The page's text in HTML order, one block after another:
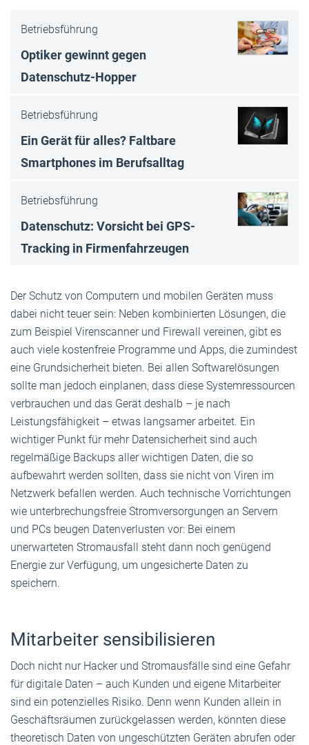
Betriebsführung
Optiker gewinnt gegen
Datenschutz-Hop­per
Betriebsführung
Ein Gerät für alles? Faltbare
Smartphones im Berufsalltag
Betriebsführung
Datenschutz: Vorsicht bei GPS-
Tracking in Firmenfahrzeugen
Der Schutz von Computern und mobilen Geräten muss
dabei nicht teuer sein: Neben kombinierten Lösungen, die
zum Beispiel Virenscanner und Firewall vereinen, gibt es
auch viele kostenfreie Programme und Apps, die zumindest
eine Grundsicherheit bieten. Bei allen Softwarelösungen
sollte man jedoch einplanen, dass diese Systemressourcen
verbrauchen und das Gerät deshalb – je nach
Leistungsfähigkeit – etwas langsamer arbeitet. Ein
wichtiger Punkt für mehr Datensicherheit sind auch
regelmäßige Backups aller wichtigen Daten, die so
aufbewahrt werden sollten, dass sie nicht von Viren im
Netzwerk befallen werden. Auch technische Vorrichtungen
wie unterbrechungsfreie Stromversorgungen an Servern
und PCs beugen Datenverlusten vor: Bei einem
unerwarteten Stromausfall steht dann noch genügend
Energie zur Verfügung, um ungesicherte Daten zu
speichern.
Mitarbeiter sensibilisieren
Doch nicht nur Hacker und Stromausfälle sind eine Gefahr
für digitale Daten – auch Kunden und eigene Mitarbeiter
sind ein potenzielles Risiko. Denn wenn Kunden allein in
Geschäftsräumen zurückgelassen werden, könnten diese
theoretisch Daten von ungeschützten Geräten abrufen oder